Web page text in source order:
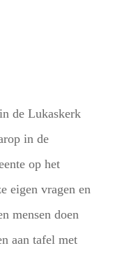
de Lukaskerk
in de
op het
eigen vragen en
mensen doen
aan tafel met